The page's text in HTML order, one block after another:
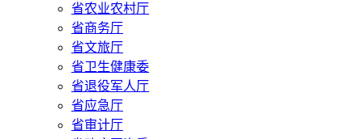
省农业农村厅
省商务厅
省文旅厅
省卫生健康委
省退役军人厅
省应急厅
省审计厅